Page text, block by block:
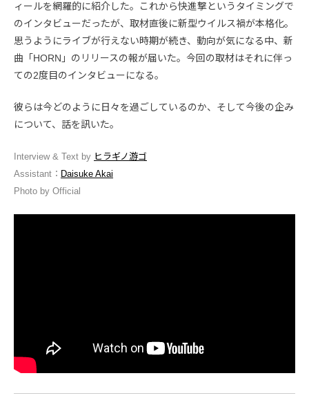
ィールを網羅的に紹介した。これから快進撃というタイミングで
のインタビューだったが、取材直後に新型ウイルス禍が本格化。
思うようにライブが行えない時期が続き、動向が気になる中、新
曲「HORN」のリリースの報が届いた。今回の取材はそれに伴っ
ての2度目のインタビューになる。
彼らは今どのように日々を過ごしているのか、そして今後の企み
について、話を訊いた。
Interview & Text by ヒラギノ游ゴ
Assistant： Daisuke Akai
Photo by Official